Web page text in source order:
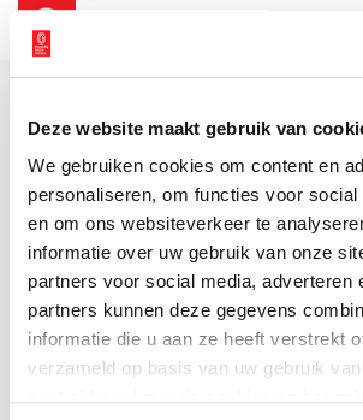
Deze website maakt gebruik van
We gebruiken cookies om content en
personaliseren, om functies voor social
en om ons websiteverkeer te
informatie over uw gebruik van onze
partners voor social media, adverteren
partners kunnen deze gegevens
informatie die u aan ze heeft verstrekt
verzameld op basis van uw gebruik